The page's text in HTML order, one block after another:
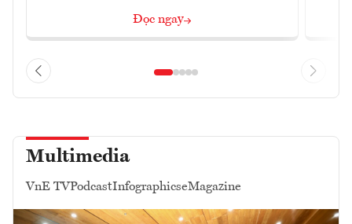
Đọc ngay
Multimedia
VnE TVPodcastInfographicseMagazine